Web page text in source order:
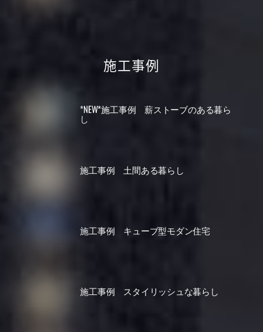
施工事例
*NEW*施工事例 薪ストーブのある暮ら
し
施工事例 土間ある暮らし
施工事例 キューブ型モダン住宅
施工事例 スタイリッシュな暮らし